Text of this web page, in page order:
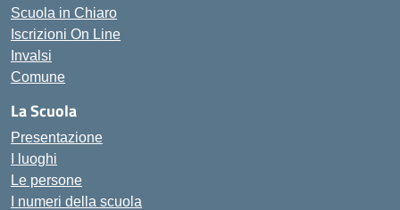
Scuola in Chiaro
Iscrizioni On Line
Invalsi
Comune
La Scuola
Presentazione
I luoghi
Le persone
I numeri della scuola